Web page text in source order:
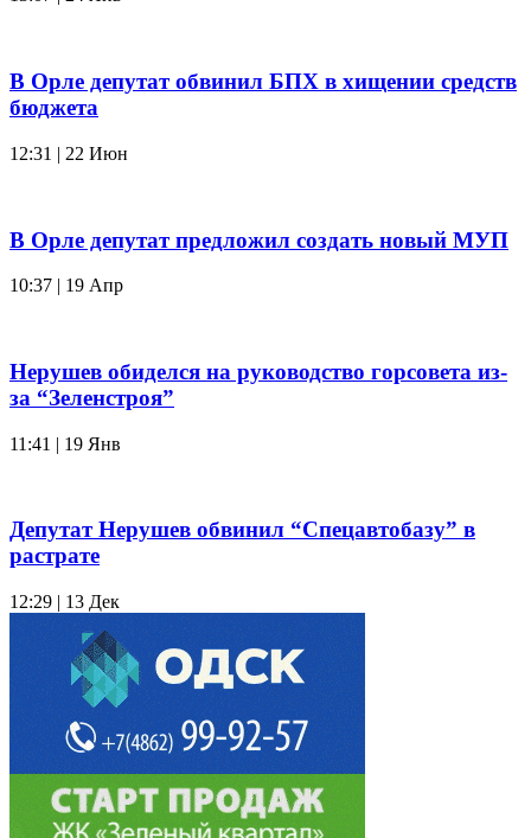
В Орле депутат обвинил БПХ в хищении средств
бюджета
12:31 | 22 Июн
В Орле депутат предложил создать новый МУП
10:37 | 19 Апр
Нерушев обиделся на руководство горсовета из-
за “Зеленстроя”
11:41 | 19 Янв
Депутат Нерушев обвинил “Спецавтобазу” в
растрате
12:29 | 13 Дек